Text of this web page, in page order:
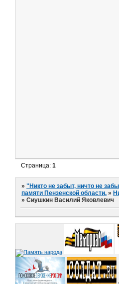
Страница:1
»"Никто не забыт, ничто не
памяти Пензенской области. »
»Сиушкин Василий Яковлевич